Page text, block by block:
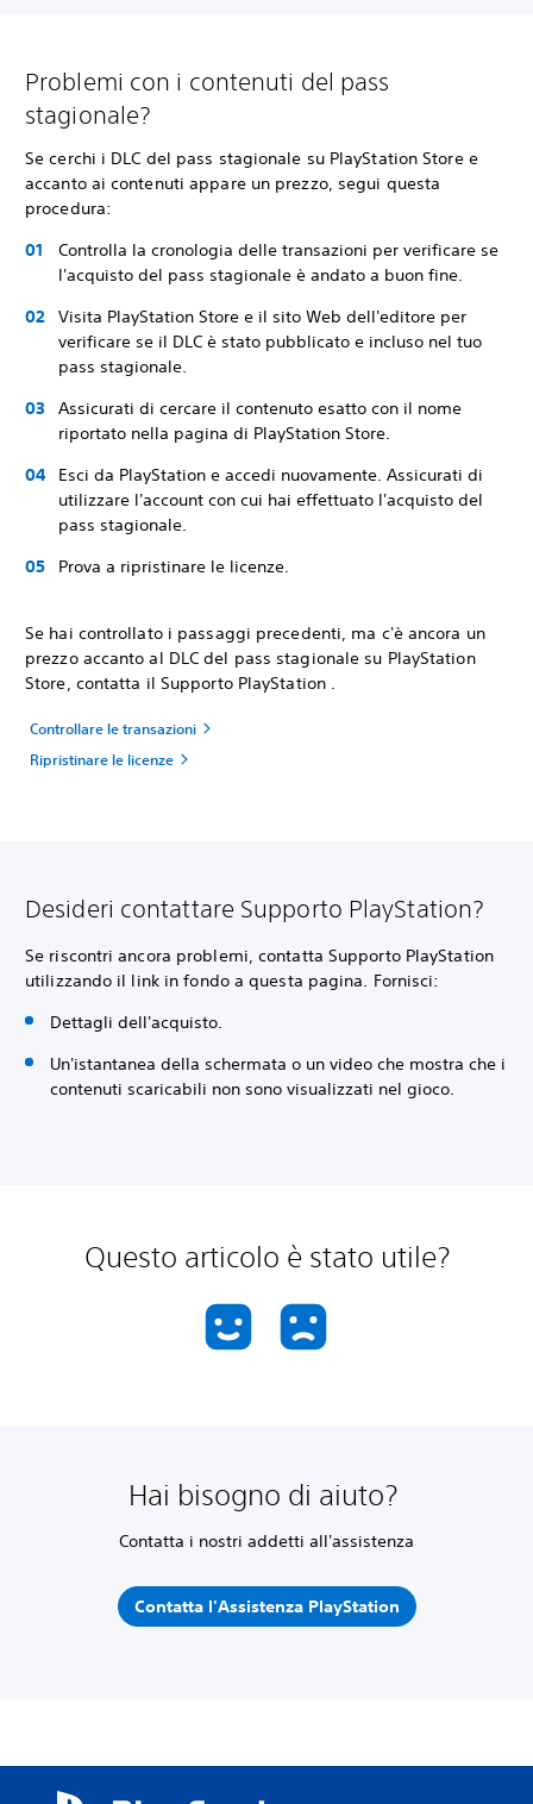
Problemi con i contenuti del pass
stagionale?
Se cerchi i DLC del pass stagionale su PlayStation Store e
accanto ai contenuti appare un prezzo, segui questa
procedura:
Controlla la cronologia delle transazioni per verificare se
l'acquisto del pass stagionale è andato a buon fine.
Visita PlayStation Store e il sito Web dell'editore per
verificare se il DLC è stato pubblicato e incluso nel tuo
pass stagionale.
Assicurati di cercare il contenuto esatto con il nome
riportato nella pagina di PlayStation Store.
Esci da PlayStation e accedi nuovamente. Assicurati di
utilizzare l'account con cui hai effettuato l'acquisto del
pass stagionale.
Prova a ripristinare le licenze.
Se hai controllato i passaggi precedenti, ma c'è ancora un
prezzo accanto al DLC del pass stagionale su PlayStation
Store, contatta il Supporto PlayStation .
Controllare le transazioni
Ripristinare le licenze
Desideri contattare Supporto PlayStation?
Se riscontri ancora problemi, contatta Supporto PlayStation
utilizzando il link in fondo a questa pagina. Fornisci:
Dettagli dell'acquisto.
Un'istantanea della schermata o un video che mostra che i
contenuti scaricabili non sono visualizzati nel gioco.
Questo articolo è stato utile?
Hai bisogno di aiuto?
Contatta i nostri addetti all'assistenza
Contatta l'Assistenza PlayStation